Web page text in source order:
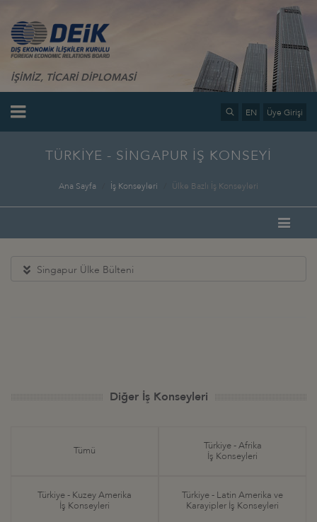
İŞİMİZ, TİCARİ DİPLOMASİ
EN Üye Girişi
TÜRKİYE - SİNGAPUR İŞ KONSEYİ
Ana Sayfa İş Konseyleri Ülke Bazlı İş Konseyleri
Singapur Ülke Bülteni
Diğer İş Konseyleri
Tümü
Türkiye - Afrika
İş Konseyleri
Türkiye - Kuzey Amerika
İş Konseyleri
Türkiye - Latin Amerika ve
Karayipler İş Konseyleri